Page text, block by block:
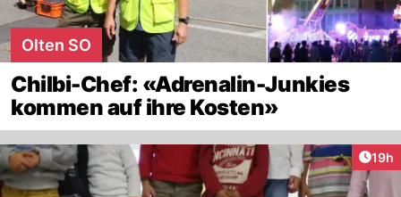
Olten SO
Chilbi-Chef: «Adrenalin-Junkies
kommen auf ihre Kosten»
19h